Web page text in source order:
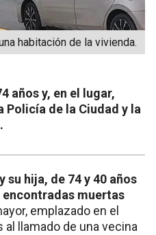
habitación de la vivienda.
años y, en el lugar,
Policía de la Ciudad y la
su hija, de 74 y 40 años
muertas
emplazado en el
al llamado de una vecina